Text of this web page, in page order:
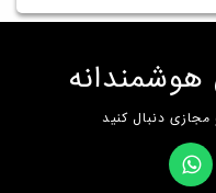
هوشمندانه
دنبال کنید